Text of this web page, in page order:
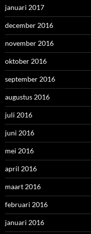
januari 2017
december 2016
november 2016
oktober 2016
september 2016
augustus 2016
juli 2016
juni 2016
mei 2016
april 2016
maart 2016
februari 2016
januari 2016